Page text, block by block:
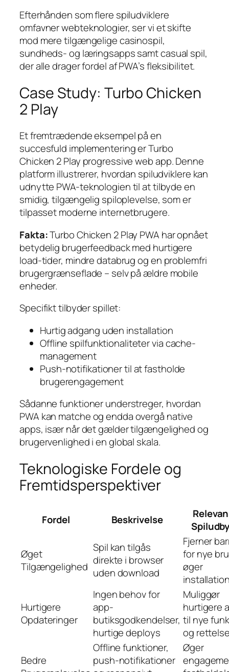
Efterhånden som flere spiludviklere
omfavner webteknologier, ser vi et skifte
mod mere tilgængelige casinospil,
sundheds- og læringsapps samt casual spil,
der alle drager fordel af PWA’s fleksibilitet.
Case Study: Turbo Chicken
2 Play
Et fremtrædende eksempel på en
succesfuld implementering er Turbo
Chicken 2 Play progressive web app. Denne
platform illustrerer, hvordan spiludviklere kan
udnytte PWA-teknologien til at tilbyde en
smidig, tilgængelig spiloplevelse, som er
tilpasset moderne internetbrugere.
Fakta:Turbo Chicken 2 Play PWA har opnået
betydelig brugerfeedback med hurtigere
load-tider, mindre databrug og en problemfri
brugergrænseflade – selv på ældre mobile
enheder.
Specifikt tilbyder spillet:
Hurtig adgang uden installation
Offline spilfunktionaliteter via cache-
management
Push-notifikationer til at fastholde
brugerengagement
Sådanne funktioner understreger, hvordan
PWA kan matche og endda overgå native
apps, især når det gælder tilgængelighed og
brugervenlighed i en global skala.
Teknologiske Fordele og
Fremtidsperspektiver
Fordel Beskrivelse
Øget
Tilgængelighed
Spil kan tilgås
direkte i browser
uden download
Fjerner
for nye
øger
Hurtigere
Opdateringer
Ingen behov for
app-
butiksgodkendelser,
hurtige deploys
Muliggør
hurtigere
til nye
og
Bedre
Offline funktioner,
push-notifikationer
Øger